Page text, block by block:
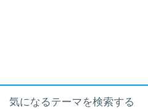
気になるテーマを検索する